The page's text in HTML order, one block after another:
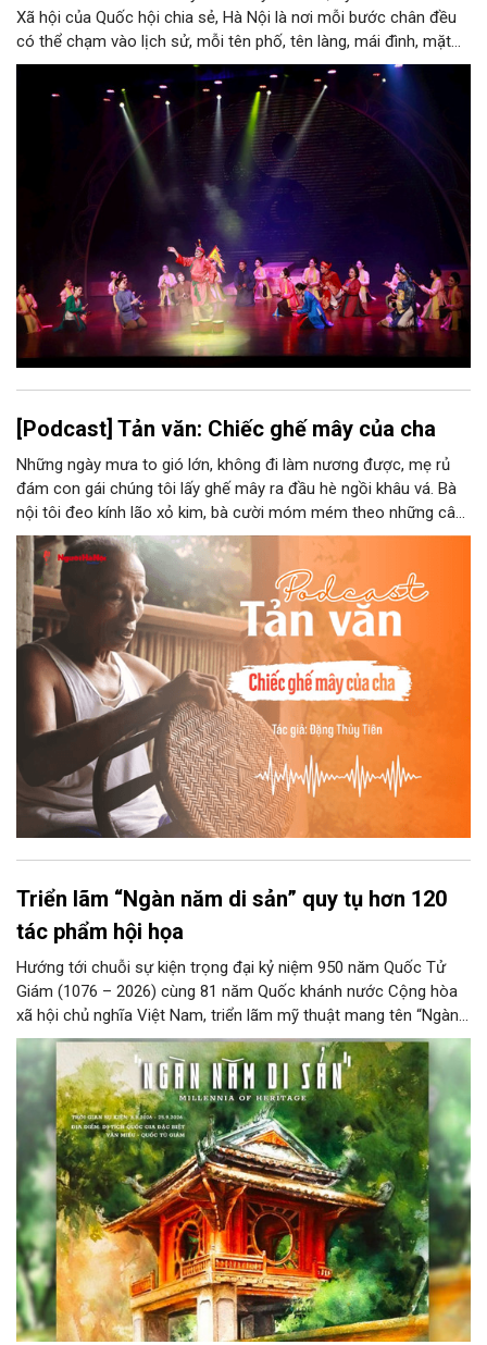
Xã hội của Quốc hội chia sẻ, Hà Nội là nơi mỗi bước chân đều
có thể chạm vào lịch sử, mỗi tên phố, tên làng, mái đình, mặt
hồ, nếp nhà, câu hát, món ăn, làn điệu, nghề thủ công đều có
thể kể một câu chuyện về chiều sâu văn hiến của dân tộc.
Nhưng trong kỷ nguyên mới, câu hỏi đặt ra không chỉ Hà Nội có
bao nhiêu di sản, bao nhiêu văn nghệ sĩ, trí thức, không gian ký
ức, mà là làm thế nào để những giá trị ấy trở thành nguồn lực
phát triển, thành sức mạnh mềm, thành động lực sáng tạo,
thành năng lực cạnh tranh của Thủ đô.
[Podcast] Tản văn: Chiếc ghế mây của cha
Những ngày mưa to gió lớn, không đi làm nương được, mẹ rủ
đám con gái chúng tôi lấy ghế mây ra đầu hè ngồi khâu vá. Bà
nội tôi đeo kính lão xỏ kim, bà cười móm mém theo những câu
chuyện kể tếu táo của đám trẻ chúng tôi. Chiếc ghế mây phát
ra âm thanh kin kít chịu đựng sức nặng cơ thể con người theo
những điệu cười khúc khích.
Triển lãm “Ngàn năm di sản” quy tụ hơn 120
tác phẩm hội họa
Hướng tới chuỗi sự kiện trọng đại kỷ niệm 950 năm Quốc Tử
Giám (1076 – 2026) cùng 81 năm Quốc khánh nước Cộng hòa
xã hội chủ nghĩa Việt Nam, triển lãm mỹ thuật mang tên “Ngàn
năm di sản” sẽ chính thức khai mạc vào ngày 8/8 tại Nhà Thái
Học, Di tích Quốc gia đặc biệt Văn Miếu – Quốc Tử Giám. Sự
kiện kéo dài đến ngày 25/9/2026 hứa hẹn trở thành điểm đến
văn hóa đầy sức hút, góp phần làm phong phú đời sống nghệ
thuật của Thủ đô trong mùa thu này.